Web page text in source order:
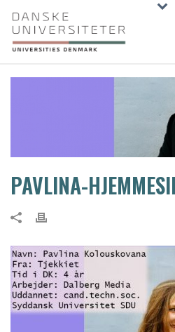
PAVLINA-